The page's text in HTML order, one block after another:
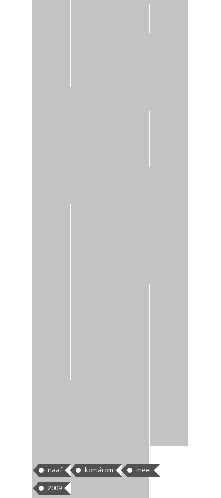
naaf komárom
meet
2009